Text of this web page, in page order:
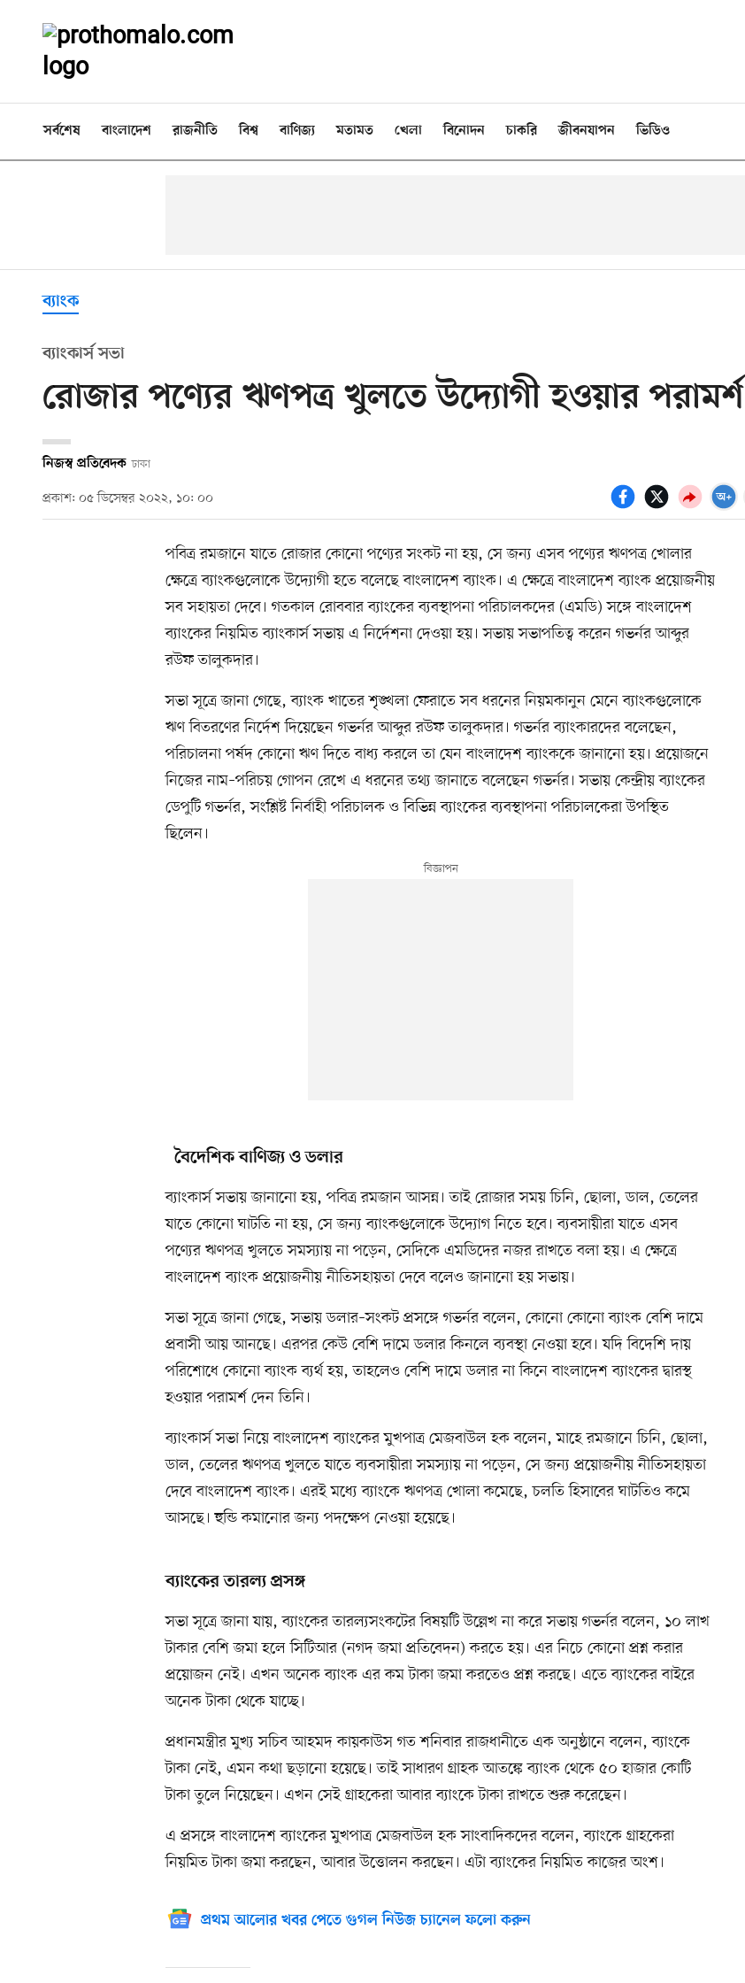
সর্বশেষ বাংলাদেশ রাজনীতি বিশ্ব বাণিজ্য মতামত খেলা বিনোদন চাকরি জীবনযাপন ভিডিও
ব্যাংক
ব্যাংকার্স সভা
রোজার পণ্যের ঋণপত্র খুলতে উদ্যোগী হওয়ার পরামর্শ
নিজস্ব প্রতিবেদক ঢাকা
প্রকাশ: ০৫ ডিসেম্বর ২০২২, ১০: ০০
পবিত্র রমজানে যাতে রোজার কোনো পণ্যের সংকট না হয়, সে জন্য এসব পণ্যের ঋণপত্র খোলার
ক্ষেত্রে ব্যাংকগুলোকে উদ্যোগী হতে বলেছে বাংলাদেশ ব্যাংক। এ ক্ষেত্রে বাংলাদেশ ব্যাংক প্রয়োজনীয়
সব সহায়তা দেবে। গতকাল রোববার ব্যাংকের ব্যবস্থাপনা পরিচালকদের (এমডি) সঙ্গে বাংলাদেশ
ব্যাংকের নিয়মিত ব্যাংকার্স সভায় এ নির্দেশনা দেওয়া হয়। সভায় সভাপতিত্ব করেন গভর্নর আব্দুর
রউফ তালুকদার।
সভা সূত্রে জানা গেছে, ব্যাংক খাতের শৃঙ্খলা ফেরাতে সব ধরনের নিয়মকানুন মেনে ব্যাংকগুলোকে
ঋণ বিতরণের নির্দেশ দিয়েছেন গভর্নর আব্দুর রউফ তালুকদার। গভর্নর ব্যাংকারদের বলেছেন,
পরিচালনা পর্ষদ কোনো ঋণ দিতে বাধ্য করলে তা যেন বাংলাদেশ ব্যাংককে জানানো হয়। প্রয়োজনে
নিজের নাম–পরিচয় গোপন রেখে এ ধরনের তথ্য জানাতে বলেছেন গভর্নর। সভায় কেন্দ্রীয় ব্যাংকের
ডেপুটি গভর্নর, সংশ্লিষ্ট নির্বাহী পরিচালক ও বিভিন্ন ব্যাংকের ব্যবস্থাপনা পরিচালকেরা উপস্থিত
ছিলেন।
বৈদেশিক বাণিজ্য ও ডলার
ব্যাংকার্স সভায় জানানো হয়, পবিত্র রমজান আসন্ন। তাই রোজার সময় চিনি, ছোলা, ডাল, তেলের
যাতে কোনো ঘাটতি না হয়, সে জন্য ব্যাংকগুলোকে উদ্যোগ নিতে হবে। ব্যবসায়ীরা যাতে এসব
পণ্যের ঋণপত্র খুলতে সমস্যায় না পড়েন, সেদিকে এমডিদের নজর রাখতে বলা হয়। এ ক্ষেত্রে
বাংলাদেশ ব্যাংক প্রয়োজনীয় নীতিসহায়তা দেবে বলেও জানানো হয় সভায়।
সভা সূত্রে জানা গেছে, সভায় ডলার–সংকট প্রসঙ্গে গভর্নর বলেন, কোনো কোনো ব্যাংক বেশি দামে
প্রবাসী আয় আনছে। এরপর কেউ বেশি দামে ডলার কিনলে ব্যবস্থা নেওয়া হবে। যদি বিদেশি দায়
পরিশোধে কোনো ব্যাংক ব্যর্থ হয়, তাহলেও বেশি দামে ডলার না কিনে বাংলাদেশ ব্যাংকের দ্বারস্থ
হওয়ার পরামর্শ দেন তিনি।
ব্যাংকার্স সভা নিয়ে বাংলাদেশ ব্যাংকের মুখপাত্র মেজবাউল হক বলেন, মাহে রমজানে চিনি, ছোলা,
ডাল, তেলের ঋণপত্র খুলতে যাতে ব্যবসায়ীরা সমস্যায় না পড়েন, সে জন্য প্রয়োজনীয় নীতিসহায়তা
দেবে বাংলাদেশ ব্যাংক। এরই মধ্যে ব্যাংকে ঋণপত্র খোলা কমেছে, চলতি হিসাবের ঘাটতিও কমে
আসছে। হুন্ডি কমানোর জন্য পদক্ষেপ নেওয়া হয়েছে।
ব্যাংকের তারল্য প্রসঙ্গ
সভা সূত্রে জানা যায়, ব্যাংকের তারল্যসংকটের বিষয়টি উল্লেখ না করে সভায় গভর্নর বলেন, ১০ লাখ
টাকার বেশি জমা হলে সিটিআর (নগদ জমা প্রতিবেদন) করতে হয়। এর নিচে কোনো প্রশ্ন করার
প্রয়োজন নেই। এখন অনেক ব্যাংক এর কম টাকা জমা করতেও প্রশ্ন করছে। এতে ব্যাংকের বাইরে
অনেক টাকা থেকে যাচ্ছে।
প্রধানমন্ত্রীর মুখ্য সচিব আহমদ কায়কাউস গত শনিবার রাজধানীতে এক অনুষ্ঠানে বলেন, ব্যাংকে
টাকা নেই, এমন কথা ছড়ানো হয়েছে। তাই সাধারণ গ্রাহক আতঙ্কে ব্যাংক থেকে ৫০ হাজার কোটি
টাকা তুলে নিয়েছেন। এখন সেই গ্রাহকেরা আবার ব্যাংকে টাকা রাখতে শুরু করেছেন।
এ প্রসঙ্গে বাংলাদেশ ব্যাংকের মুখপাত্র মেজবাউল হক সাংবাদিকদের বলেন, ব্যাংকে গ্রাহকেরা
নিয়মিত টাকা জমা করছেন, আবার উত্তোলন করছেন। এটা ব্যাংকের নিয়মিত কাজের অংশ।
প্রথম আলোর খবর পেতে গুগল নিউজ চ্যানেল ফলো করুন